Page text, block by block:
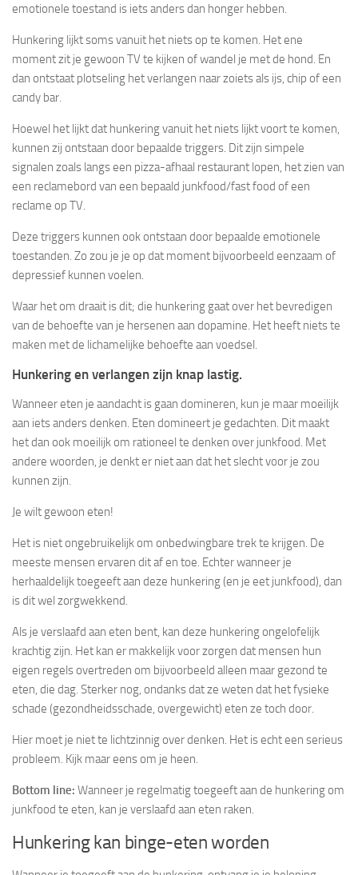
emotionele toestand is iets anders dan honger hebben.
Hunkering lijkt soms vanuit het niets op te komen. Het ene
moment zit je gewoon TV te kijken of wandel je met de hond. En
dan ontstaat plotseling het verlangen naar zoiets als ijs, chip of een
candy bar.
Hoewel het lijkt dat hunkering vanuit het niets lijkt voort te komen,
kunnen zij ontstaan door bepaalde triggers. Dit zijn simpele
signalen zoals langs een pizza-afhaal restaurant lopen, het zien van
een reclamebord van een bepaald junkfood/fast food of een
reclame op TV.
Deze triggers kunnen ook ontstaan door bepaalde emotionele
toestanden. Zo zou je je op dat moment bijvoorbeeld eenzaam of
depressief kunnen voelen.
Waar het om draait is dit; die hunkering gaat over het bevredigen
van de behoefte van je hersenen aan dopamine. Het heeft niets te
maken met de lichamelijke behoefte aan voedsel.
Hunkering en verlangen zijn knap lastig.
Wanneer eten je aandacht is gaan domineren, kun je maar moeilijk
aan iets anders denken. Eten domineert je gedachten. Dit maakt
het dan ook moeilijk om rationeel te denken over junkfood. Met
andere woorden, je denkt er niet aan dat het slecht voor je zou
kunnen zijn.
Je wilt gewoon eten!
Het is niet ongebruikelijk om onbedwingbare trek te krijgen. De
meeste mensen ervaren dit af en toe. Echter wanneer je
herhaaldelijk toegeeft aan deze hunkering (en je eet junkfood), dan
is dit wel zorgwekkend.
Als je verslaafd aan eten bent, kan deze hunkering ongelofelijk
krachtig zijn. Het kan er makkelijk voor zorgen dat mensen hun
eigen regels overtreden om bijvoorbeeld alleen maar gezond te
eten, die dag. Sterker nog, ondanks dat ze weten dat het fysieke
schade (gezondheidsschade, overgewicht) eten ze toch door.
Hier moet je niet te lichtzinnig over denken. Het is echt een serieus
probleem. Kijk maar eens om je heen.
Bottom line: Wanneer je regelmatig toegeeft aan de hunkering om
junkfood te eten, kan je verslaafd aan eten raken.
Hunkering kan binge-eten worden